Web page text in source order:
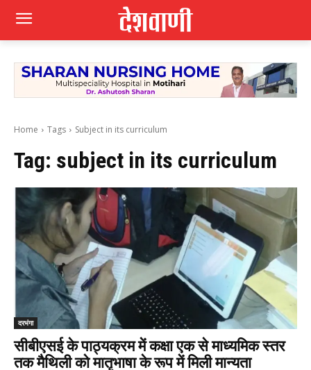
Home Tags Subject in its curriculum
Tag: subject in its curriculum
दरभंगा
सीबीएसई के पाठ्यक्रम में कक्षा एक से माध्यमिक स्तर
तक मैथिली को मातृभाषा के रूप में मिली मान्यता